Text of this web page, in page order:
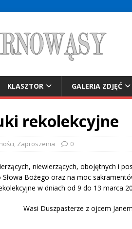
KLASZTOR GALERIA ZDJĘĆ
rekolekcyjne
, Zaproszenia 0
niewierzących, obojętnych i
Bożego oraz na moc
w dniach od 9 do 13 marca
Wasi Duszpasterze z ojcem